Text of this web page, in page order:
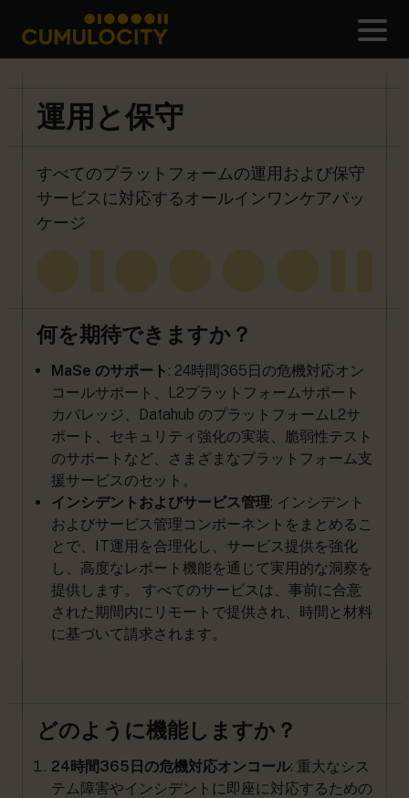
CUMULOCITY
運用と保守
すべてのプラットフォームの運用および保守
サービスに対応するオールインワンケアパッ
ケージ
何を期待できますか？
MaSe のサポート : 24時間365日の危機対応オン
コールサポート、L2プラットフォームサポート
カバレッジ、Datahub のプラットフォームL2サ
ポート、セキュリティ強化の実装、脆弱性テスト
のサポートなど、さまざまなプラットフォーム支
援サービスのセット。
インシデントおよびサービス管理: インシデント
およびサービス管理コンポーネントをまとめるこ
とで、IT運用を合理化し、サービス提供を強化
し、高度なレポート機能を通じて実用的な洞察を
提供します。 すべてのサービスは、事前に合意
された期間内にリモートで提供され、時間と材料
に基づいて請求されます。
どのように機能しますか？
24時間365日の危機対応オンコール: 重大なシス
テム障害やインシデントに即座に対応するための